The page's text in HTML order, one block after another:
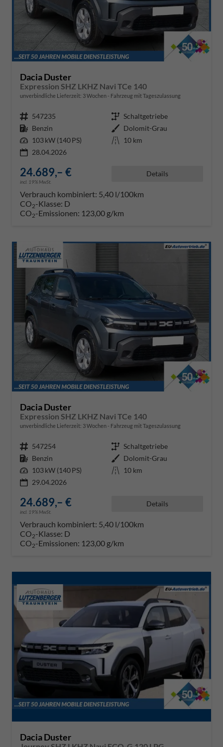
Dacia Duster
Expression SHZ LKHZ Navi TCe 140
unverbindliche Lieferzeit: 3 Wochen Fahrzeug mit Tageszulassung
Fahrzeugnr. 547235 Getriebe Schaltgetriebe
Kraftstoff Benzin Außenfarbe Dolomit-Grau
Leistung 103 kW (140 PS) Kilometerstand 10 km
28.04.2026
24.689,– €
incl. 19% MwSt.
Details
Verbrauch kombiniert: 5,40 l/100km
CO2-Klasse: D
CO2-Emissionen: 123,00 g/km
Dacia Duster
Expression SHZ LKHZ Navi TCe 140
unverbindliche Lieferzeit: 3 Wochen Fahrzeug mit Tageszulassung
Fahrzeugnr. 547254 Getriebe Schaltgetriebe
Kraftstoff Benzin Außenfarbe Dolomit-Grau
Leistung 103 kW (140 PS) Kilometerstand 10 km
29.04.2026
24.689,– €
incl. 19% MwSt.
Details
Verbrauch kombiniert: 5,40 l/100km
CO2-Klasse: D
CO2-Emissionen: 123,00 g/km
Dacia Duster